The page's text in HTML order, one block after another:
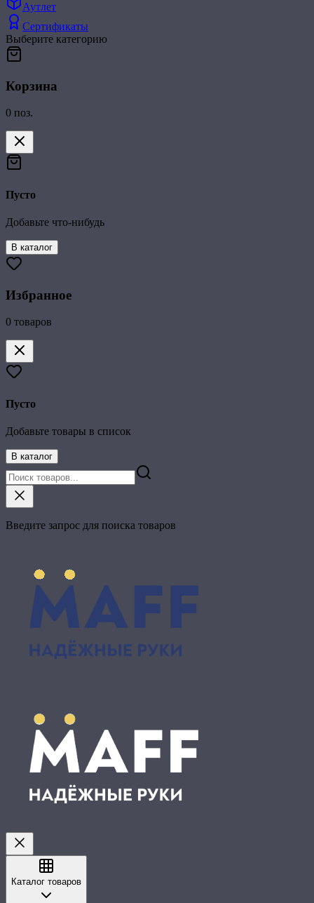
Аутлет
Сертификаты
Выберите категорию
Корзина
0 поз.
Пусто
Добавьте что-нибудь
В каталог
Избранное
0 товаров
Пусто
Добавьте товары в список
В каталог
Введите запрос для поиска товаров
Каталог товаров